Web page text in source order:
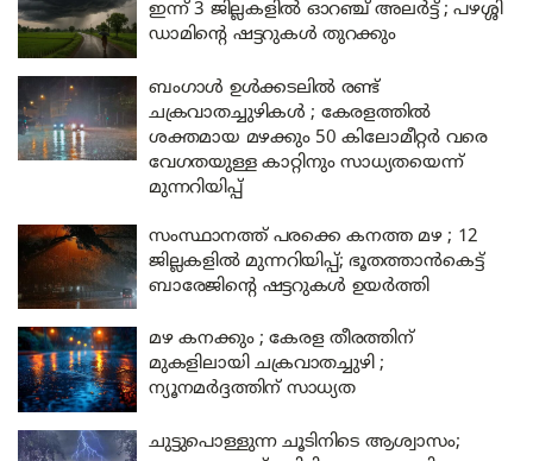
ഇന്ന് 3 ജില്ലകളിൽ ഓറഞ്ച് അലർട്ട് ; പഴശ്ശി
ഡാമിന്റെ ഷട്ടറുകൾ തുറക്കും
ബംഗാൾ ഉൾക്കടലിൽ രണ്ട്
ചക്രവാതച്ചുഴികൾ ; കേരളത്തിൽ
ശക്തമായ മഴക്കും 50 കിലോമീറ്റർ വരെ
വേഗതയുള്ള കാറ്റിനും സാധ്യതയെന്ന്
മുന്നറിയിപ്പ്
സംസ്ഥാനത്ത് പരക്കെ കനത്ത മഴ ; 12
ജില്ലകളിൽ മുന്നറിയിപ്പ്; ഭൂതത്താൻകെട്ട്
ബാരേജിന്റെ ഷട്ടറുകൾ ഉയർത്തി
മഴ കനക്കും ; കേരള തീരത്തിന്
മുകളിലായി ചക്രവാതച്ചുഴി ;
ന്യൂനമർദ്ദത്തിന് സാധ്യത
ചുട്ടുപൊള്ളുന്ന ചൂടിനിടെ ആശ്വാസം;